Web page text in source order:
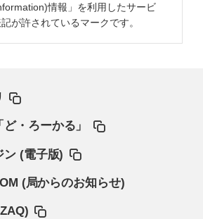
情報」を利用したサービ
が許されているマークです。
・ろーかる」
ン (電子版)
(局からのお知らせ)